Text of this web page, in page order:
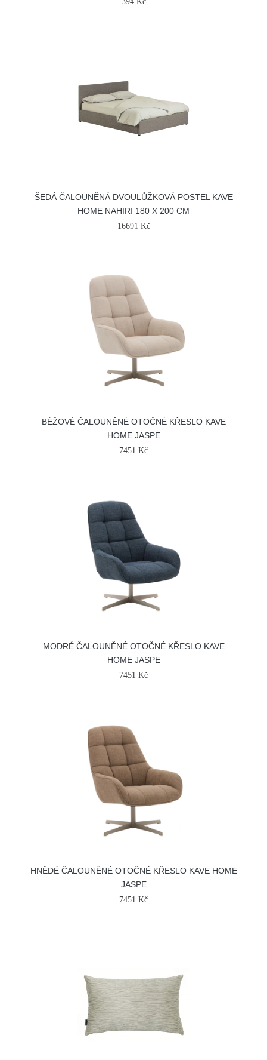
ŠEDÁ ČALOUNĚNÁ DVOULŮŽKOVÁ POSTEL KAVE
HOME NAHIRI 180 X 200 CM
16691 Kč
BÉŽOVÉ ČALOUNĚNÉ OTOČNÉ KŘESLO KAVE
HOME JASPE
7451 Kč
MODRÉ ČALOUNĚNÉ OTOČNÉ KŘESLO KAVE
HOME JASPE
7451 Kč
HNĚDÉ ČALOUNĚNÉ OTOČNÉ KŘESLO KAVE HOME
JASPE
7451 Kč